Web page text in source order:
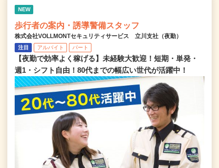
NEW
歩行者の案内・誘導警備スタッフ
株式会社VOLLMONTセキュリティサービス 立川支社（夜勤）
注目 アルバイト パート
【夜勤で効率よく稼げる】未経験大歓迎！短期・単発・
週1・シフト自由！80代までの幅広い世代が活躍中！